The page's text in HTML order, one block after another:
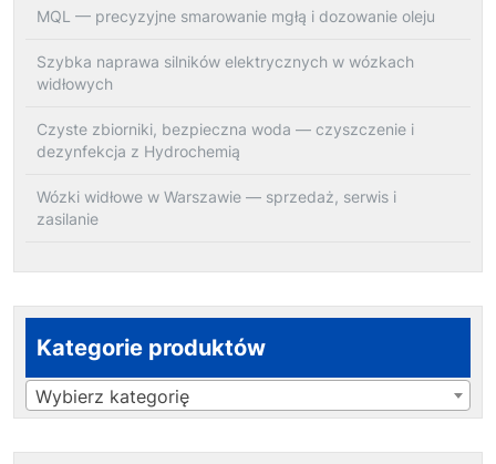
MQL — precyzyjne smarowanie mgłą i dozowanie oleju
Szybka naprawa silników elektrycznych w wózkach
widłowych
Czyste zbiorniki, bezpieczna woda — czyszczenie i
dezynfekcja z Hydrochemią
Wózki widłowe w Warszawie — sprzedaż, serwis i
zasilanie
Kategorie produktów
Wybierz kategorię